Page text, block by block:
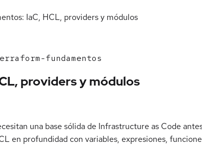
IaC, HCL, providers y módulos
fundamentos
providers y módulos
una base sólida de Infrastructure as Code
en profundidad con variables, expresiones,